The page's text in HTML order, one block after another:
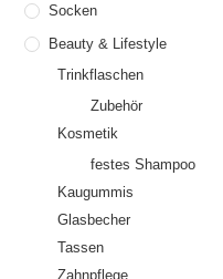
Socken
Beauty & Lifestyle
Trinkflaschen
Zubehör
Kosmetik
festes Shampoo
Kaugummis
Glasbecher
Tassen
Zahnpflege